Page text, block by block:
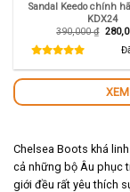
Sandal Keedo chính
KDX24
390,000₫ Giá
Chelsea Boots khá
cả những bộ Âu phục
giới đều rất yêu thích